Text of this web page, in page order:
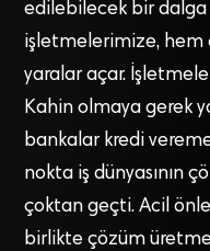
edilebilecek bir
işletmelerimize, hem
yaralar açar.
Kahin olmaya gerek
bankalar kredi
nokta iş dünyasının
çoktan geçti. Acil
birlikte çözüm